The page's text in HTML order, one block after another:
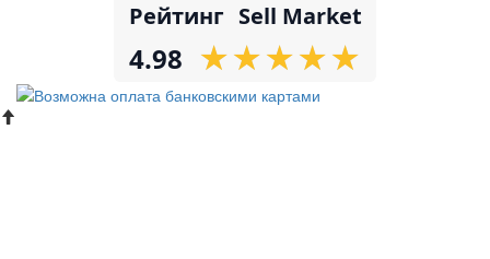
Рейтинг Sell Market
4.98 ★
★★
★★
★★
★★
★